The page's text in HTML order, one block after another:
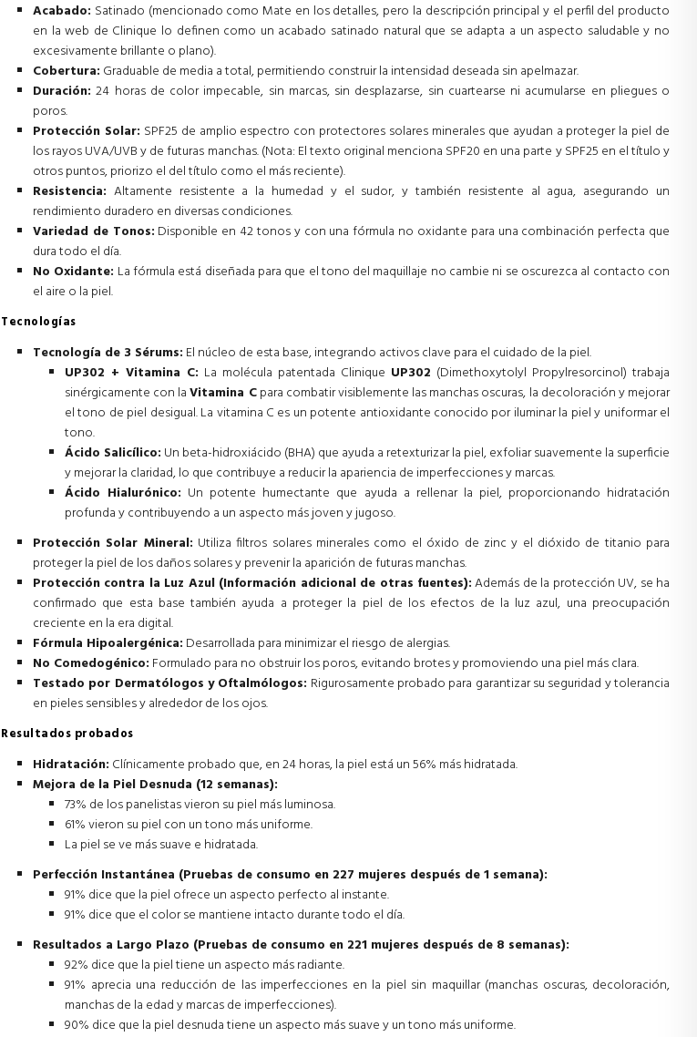
Acabado: Satinado (mencionado como Mate en los detalles, pero la descripción principal y el perfil del producto
en la web de Clinique lo definen como un acabado satinado natural que se adapta a un aspecto saludable y no
excesivamente brillante o plano).
Cobertura: Graduable de media a total, permitiendo construir la intensidad deseada sin apelmazar.
Duración: 24 horas de color impecable, sin marcas, sin desplazarse, sin cuartearse ni acumularse en pliegues o
poros.
Protección Solar: SPF25 de amplio espectro con protectores solares minerales que ayudan a proteger la piel de
los rayos UVA/UVB y de futuras manchas. (Nota: El texto original menciona SPF20 en una parte y SPF25 en el título y
otros puntos, priorizo el del título como el más reciente).
Resistencia: Altamente resistente a la humedad y el sudor, y también resistente al agua, asegurando un
rendimiento duradero en diversas condiciones.
Variedad de Tonos: Disponible en 42 tonos y con una fórmula no oxidante para una combinación perfecta que
dura todo el día.
No Oxidante: La fórmula está diseñada para que el tono del maquillaje no cambie ni se oscurezca al contacto con
el aire o la piel.
Tecnologías
Tecnología de 3 Sérums: El núcleo de esta base, integrando activos clave para el cuidado de la piel.
UP302 + Vitamina C: La molécula patentada Clinique UP302 (Dimethoxytolyl Propylresorcinol) trabaja
sinérgicamente con laVitamina Cpara combatir visiblemente las manchas oscuras, la decoloración y mejorar
el tono de piel desigual. La vitamina C es un potente antioxidante conocido por iluminar la piel y uniformar el
tono.
Ácido Salicílico: Un beta-hidroxiácido (BHA) que ayuda a retexturizar la piel, exfoliar suavemente la superficie
y mejorar la claridad, lo que contribuye a reducir la apariencia de imperfecciones y marcas.
Ácido Hialurónico: Un potente humectante que ayuda a rellenar la piel, proporcionando hidratación
profunda y contribuyendo a un aspecto más joven y jugoso.
Protección Solar Mineral: Utiliza filtros solares minerales como el óxido de zinc y el dióxido de titanio para
proteger la piel de los daños solares y prevenir la aparición de futuras manchas.
Protección contra la Luz Azul (Información adicional de otras fuentes):Además de la protección UV, se ha
confirmado que esta base también ayuda a proteger la piel de los efectos de la luz azul, una preocupación
creciente en la era digital.
Fórmula Hipoalergénica: Desarrollada para minimizar el riesgo de alergias.
No Comedogénico: Formulado para no obstruir los poros, evitando brotes y promoviendo una piel más clara.
Testado por Dermatólogos y Oftalmólogos: Rigurosamente probado para garantizar su seguridad y tolerancia
en pieles sensibles y alrededor de los ojos.
Resultados probados
Hidratación: Clínicamente probado que, en 24 horas, la piel está un 56% más hidratada.
Mejora de la Piel Desnuda (12 semanas):
73% de los panelistas vieron su piel más luminosa.
61% vieron su piel con un tono más uniforme.
La piel se ve más suave e hidratada.
Perfección Instantánea (Pruebas de consumo en 227 mujeres después de 1 semana):
91% dice que la piel ofrece un aspecto perfecto al instante.
91% dice que el color se mantiene intacto durante todo el día.
Resultados a Largo Plazo (Pruebas de consumo en 221 mujeres después de 8 semanas):
92% dice que la piel tiene un aspecto más radiante.
91% aprecia una reducción de las imperfecciones en la piel sin maquillar (manchas oscuras, decoloración,
manchas de la edad y marcas de imperfecciones).
90% dice que la piel desnuda tiene un aspecto más suave y un tono más uniforme.